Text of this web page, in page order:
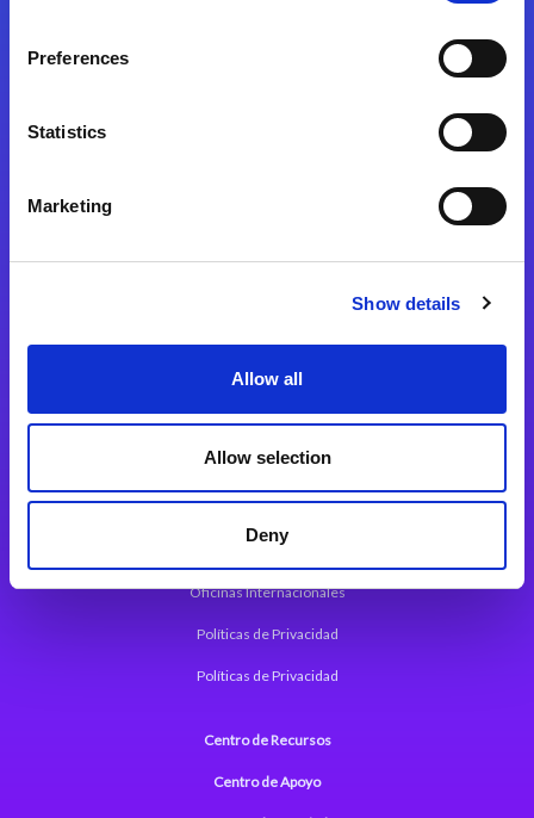
Preferences
Statistics
Marketing
Show details
Allow all
Allow selection
Deny
Magic xpi Plataforma de Integración
Comunicados de Prensa (Inglés)
Acerca de Magic
Oficinas Internacionales
Políticas de Privacidad
Políticas de Privacidad
Centro de Recursos
Centro de Apoyo